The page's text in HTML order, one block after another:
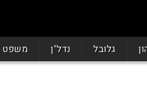
גלובל נדל"ן משפט